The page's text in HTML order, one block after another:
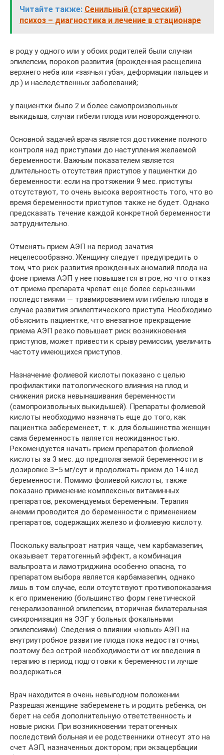
Читайте также: Сенильный (старческий)
психоз – диагностика и лечение в стационаре
в роду у одного или у обоих родителей были случаи
эпилепсии, пороков развития (врожденная расщелина
верхнего неба или «заячья губа», деформации пальцев и
др.) и наследственных заболеваний;
у пациентки было 2 и более самопроизвольных
выкидыша, случаи гибели плода или новорожденного.
Основной задачей врача является достижение полного
контроля над приступами до наступления желаемой
беременности. Важным показателем является
длительность отсутствия приступов у пациентки до
беременности: если на протяжении 9 мес. приступы
отсутствуют, то очень высока вероятность того, что во
время беременности приступов также не будет. Однако
предсказать течение каждой конкретной беременности
затруднительно.
Отменять прием АЭП на период зачатия
нецелесообразно. Женщину следует предупредить о
том, что риск развития врожденных аномалий плода на
фоне приема АЭП у нее повышается втрое, но что отказ
от приема препарата чреват еще более серьезными
последствиями — травмированием или гибелью плода в
случае развития эпилептического приступа. Необходимо
объяснить пациентке, что внезапное прекращение
приема АЭП резко повышает риск возникновения
приступов, может привести к срыву ремиссии, увеличить
частоту имеющихся приступов.
Назначение фолиевой кислоты показано с целью
профилактики патологического влияния на плод и
снижения риска невынашивания беременности
(самопроизвольных выкидышей). Препараты фолиевой
кислоты необходимо назначать еще до того, как
пациентка забеременеет, т. к. для большинства женщин
сама беременность является неожиданностью.
Рекомендуется начать прием препаратов фолиевой
кислоты за 3 мес. до предполагаемой беременности в
дозировке 3–5 мг/сут и продолжать прием до 14 нед.
беременности. Помимо фолиевой кислоты, также
показано применение комплексных витаминных
препаратов, рекомендуемых беременным. Терапия
анемии проводится до беременности с применением
препаратов, содержащих железо и фолиевую кислоту.
Поскольку вальпроат натрия чаще, чем карбамазепин,
оказывает тератогенный эффект, а комбинация
вальпроата и ламотриджина особенно опасна, то
препаратом выбора является карбамазепин, однако
лишь в том случае, если отсутствуют противопоказания
к его применению (большинство форм генетической
генерализованной эпилепсии, вторичная билатеральная
синхронизация на ЭЭГ у больных фокальными
эпилепсиями). Сведения о влиянии «новых» АЭП на
внутриутробное развитие плода пока недостаточны,
поэтому без острой необходимости от их введения в
терапию в период подготовки к беременности лучше
воздержаться.
Врач находится в очень невыгодном положении.
Разрешая женщине забеременеть и родить ребенка, он
берет на себя дополнительную ответственность и
новые риски. При возникновении тератогенных
последствий больная и ее родственники отнесут это на
счет АЭП, назначенных доктором; при экзацербации